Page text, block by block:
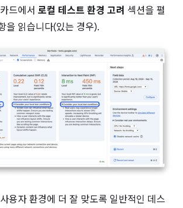
드에서 로컬 테스트 환경 고려 섹션을 펼
을 읽습니다(있는 경우).
용자 환경에 더 잘 맞도록 일반적인 데스